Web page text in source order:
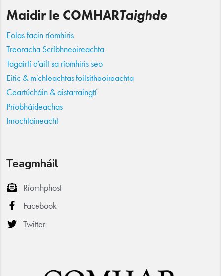
Maidir le COMHARTaighde
Eolas faoin ríomhiris
Treoracha Scríbhneoireachta
Tagairtí d’ailt sa ríomhiris seo
Eitic & míchleachtas foilsitheoireachta
Ceartúcháin & aistarraingtí
Príobháideachas
Inrochtaineacht
Teagmháil
Ríomhphost
Facebook
Twitter